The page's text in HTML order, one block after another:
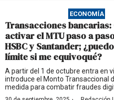
ECONOMÍA
Transacciones bancarias:
activar el MTU paso a
HSBC y Santander;
límite si me equivoqué?
A partir del 1 de octubre entra en
introduce el Monto Transaccional
medida para combatir fraudes